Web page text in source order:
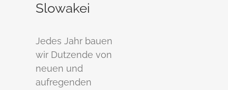
Slowakei
Jedes Jahr bauen
wir Dutzende von
neuen und
aufregenden